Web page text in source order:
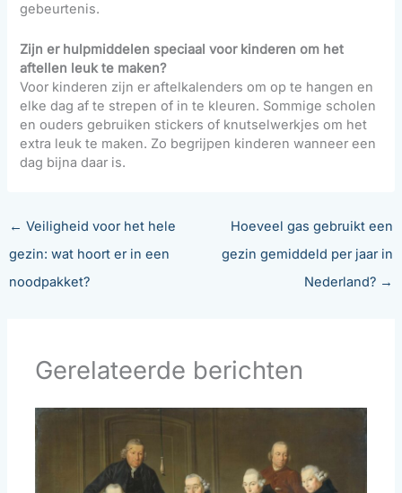
gebeurtenis.
Zijn er hulpmiddelen speciaal voor kinderen om het
aftellen leuk te maken?
Voor kinderen zijn er aftelkalenders om op te hangen en
elke dag af te strepen of in te kleuren. Sommige scholen
en ouders gebruiken stickers of knutselwerkjes om het
extra leuk te maken. Zo begrijpen kinderen wanneer een
dag bijna daar is.
← Veiligheid voor het hele
gezin: wat hoort er in een
noodpakket?
Hoeveel gas gebruikt een
gezin gemiddeld per jaar in
Nederland? →
Gerelateerde berichten